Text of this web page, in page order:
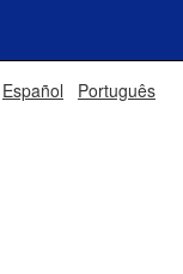
Español Português